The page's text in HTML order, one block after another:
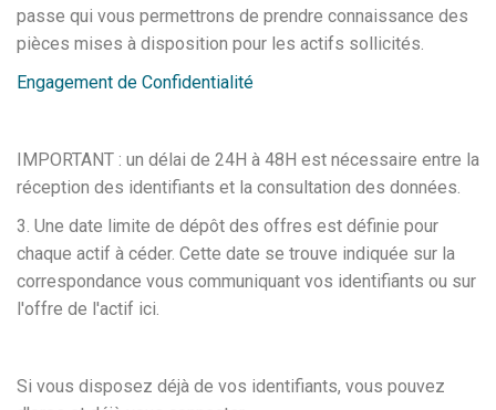
passe qui vous permettrons de prendre connaissance des
pièces mises à disposition pour les actifs sollicités.
Engagement de Confidentialité
IMPORTANT : un délai de 24H à 48H est nécessaire entre la
réception des identifiants et la consultation des données.
3. Une date limite de dépôt des offres est définie pour
chaque actif à céder. Cette date se trouve indiquée sur la
correspondance vous communiquant vos identifiants ou sur
l'offre de l'actif ici.
Si vous disposez déjà de vos identifiants, vous pouvez